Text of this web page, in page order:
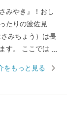
みやき』！おし
たりの波佐見
みちょう）は長
す。 ここでは、
の農畜産業が行
をもっと見る